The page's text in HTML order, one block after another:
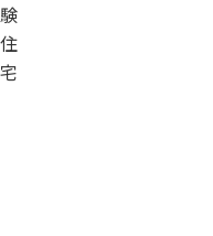
験
住
宅